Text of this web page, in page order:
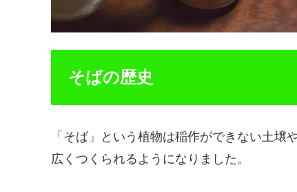
そばの歴史
「そば」という植物は稲作ができない土壌
広くつくられるようになりました。